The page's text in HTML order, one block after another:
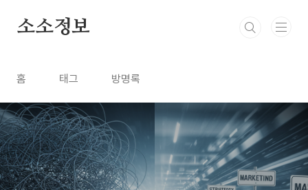
소소정보
홈 태그 방명록